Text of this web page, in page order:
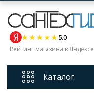
5.0
Рейтинг магазина в Яндексе
Каталог